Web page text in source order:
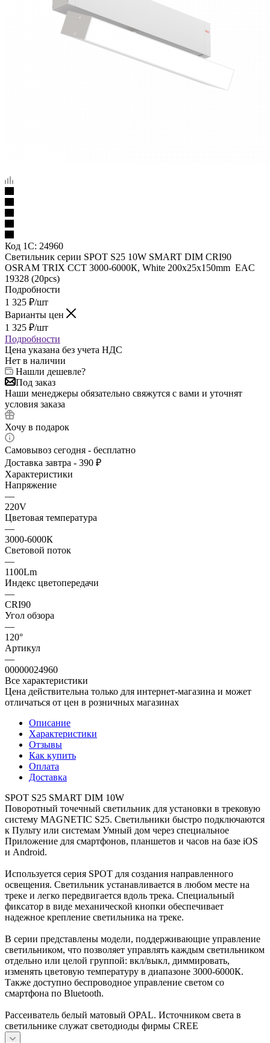
Код 1С: 24960
Светильник серии SPOT S25 10W SMART DIM CRI90
OSRAM TRIX ССТ 3000-6000К, White 200x25x150mm EAC
19328 (20pcs)
Подробности
1 325 ₽/шт
Варианты цен
1 325 ₽/шт
Подробности
Цена указана без учета НДС
Нет в наличии
Нашли дешевле?
Под заказ
Наши менеджеры обязательно свяжутся с вами и уточнят
условия заказа
Хочу в подарок
Самовывоз сегодня - бесплатно
Доставка завтра - 390 ₽
Характеристики
Напряжение
—
220V
Цветовая температура
—
3000-6000К
Световой поток
—
1100Lm
Индекс цветопередачи
—
CRI90
Угол обзора
—
120°
Артикул
—
00000024960
Все характеристики
Цена действительна только для интернет-магазина и может
отличаться от цен в розничных магазинах
Описание
Характеристики
Отзывы
Как купить
Оплата
Доставка
SPOT S25 SMART DIM 10W
Поворотный точечный светильник для установки в трековую
систему MAGNETIC S25. Светильники быстро подключаются
к Пульту или системам Умный дом через специальное
Приложение для смартфонов, планшетов и часов на базе iOS
и Android.
Используется серия SPOT для создания направленного
освещения. Светильник устанавливается в любом месте на
треке и легко передвигается вдоль трека. Специальный
фиксатор в виде механической кнопки обеспечивает
надежное крепление светильника на треке.
В серии представлены модели, поддерживающие управление
светильником, что позволяет управлять каждым светильником
отдельно или целой группой: вкл/выкл, диммировать,
изменять цветовую температуру в диапазоне 3000-6000К.
Также доступно беспроводное управление светом со
смартфона по Bluetooth.
Рассеиватель белый матовый OPAL. Источником света в
светильнике служат светодиоды фирмы CREE